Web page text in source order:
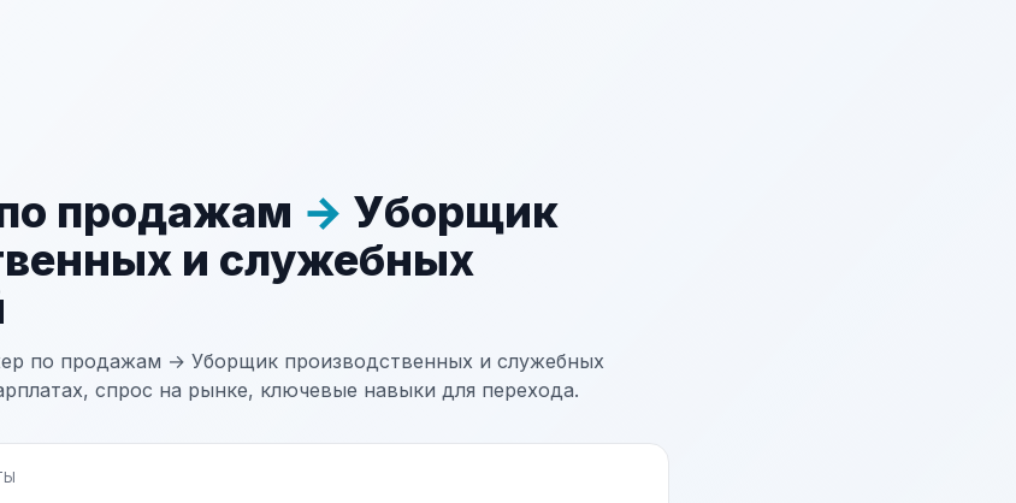
продажам → Уборщик
и служебных
по продажам → Уборщик производственных и служебных
спрос на рынке, ключевые навыки для перехода.